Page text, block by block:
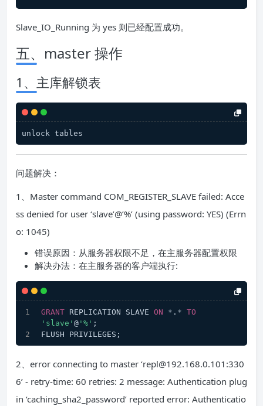
Slave_IO_Running 为 yes 则已经配置成功。
五、master 操作
1、主库解锁表
unlock tables
问题解决：
1、Master command COM_REGISTER_SLAVE failed: Acce
ss denied for user ‘slave’@’%’ (using password: YES) (Errn
o: 1045)
错误原因：从服务器权限不足，在主服务器配置权限
解决办法：在主服务器的客户端执行:
GRANT REPLICATION SLAVE ON * . * TO
'slave' @ '%' ;
FLUSH PRIVILEGES;
2、error connecting to master ‘repl@192.168.0.101:330
6’ - retry-time: 60 retries: 2 message: Authentication plug
in ‘caching_sha2_password’ reported error: Authenticatio